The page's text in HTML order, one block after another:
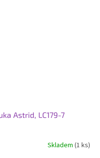
Astrid, LC179-7
Skladem (1 ks)